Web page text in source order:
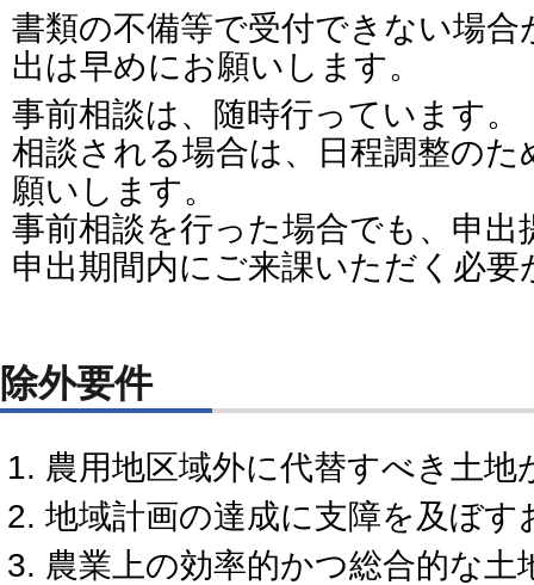
書類の不備等で受付できない場
出は早めにお願いします。
事前相談は、随時行っています。
相談される場合は、日程調整の
願いします。
事前相談を行った場合でも、申
申出期間内にご来課いただく必要
除外要件
農用地区域外に代替すべき土地
地域計画の達成に支障を及ぼ
農業上の効率的かつ総合的な土